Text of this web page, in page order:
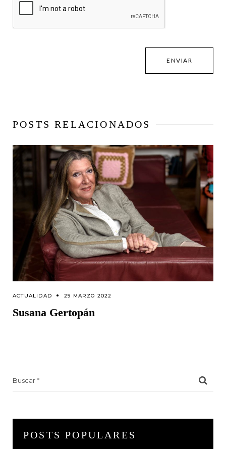
POSTS RELACIONADOS
ACTUALIDAD 29 MARZO 2022
Susana Gertopán
POSTS POPULARES